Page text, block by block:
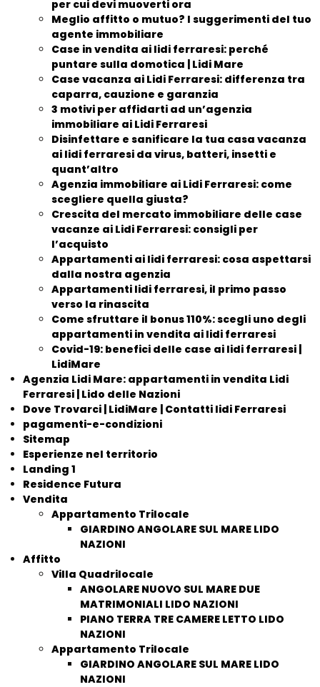
per cui devi muoverti ora
Meglio affitto o mutuo? I suggerimenti del tuo
agente immobiliare
Case in vendita ai lidi ferraresi: perché
puntare sulla domotica | Lidi Mare
Case vacanza ai Lidi Ferraresi: differenza tra
caparra, cauzione e garanzia
3 motivi per affidarti ad un’agenzia
immobiliare ai Lidi Ferraresi
Disinfettare e sanificare la tua casa vacanza
ai lidi ferraresi da virus, batteri, insetti e
quant’altro
Agenzia immobiliare ai Lidi Ferraresi: come
scegliere quella giusta?
Crescita del mercato immobiliare delle case
vacanze ai Lidi Ferraresi: consigli per
l’acquisto
Appartamenti ai lidi ferraresi: cosa aspettarsi
dalla nostra agenzia
Appartamenti lidi ferraresi, il primo passo
verso la rinascita
Come sfruttare il bonus 110%: scegli uno degli
appartamenti in vendita ai lidi ferraresi
Covid-19: benefici delle case ai lidi ferraresi |
LidiMare
Agenzia Lidi Mare: appartamenti in vendita Lidi
Ferraresi | Lido delle Nazioni
Dove Trovarci | LidiMare | Contatti lidi Ferraresi
pagamenti-e-condizioni
Sitemap
Esperienze nel territorio
Landing 1
Residence Futura
Vendita
Appartamento Trilocale
GIARDINO ANGOLARE SUL MARE LIDO
NAZIONI
Affitto
Villa Quadrilocale
ANGOLARE NUOVO SUL MARE DUE
MATRIMONIALI LIDO NAZIONI
PIANO TERRA TRE CAMERE LETTO LIDO
NAZIONI
Appartamento Trilocale
GIARDINO ANGOLARE SUL MARE LIDO
NAZIONI